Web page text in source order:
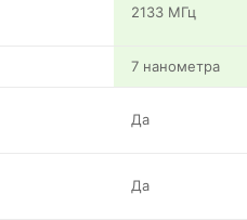
2133 МГц
7 нанометра
Да
Да